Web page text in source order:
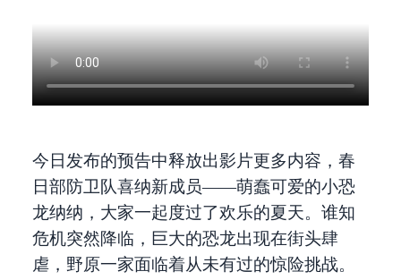
今日发布的预告中释放出影片更多内容，春
日部防卫队喜纳新成员——萌蠢可爱的小恐
龙纳纳，大家一起度过了欢乐的夏天。谁知
危机突然降临，巨大的恐龙出现在街头肆
虐，野原一家面临着从未有过的惊险挑战。